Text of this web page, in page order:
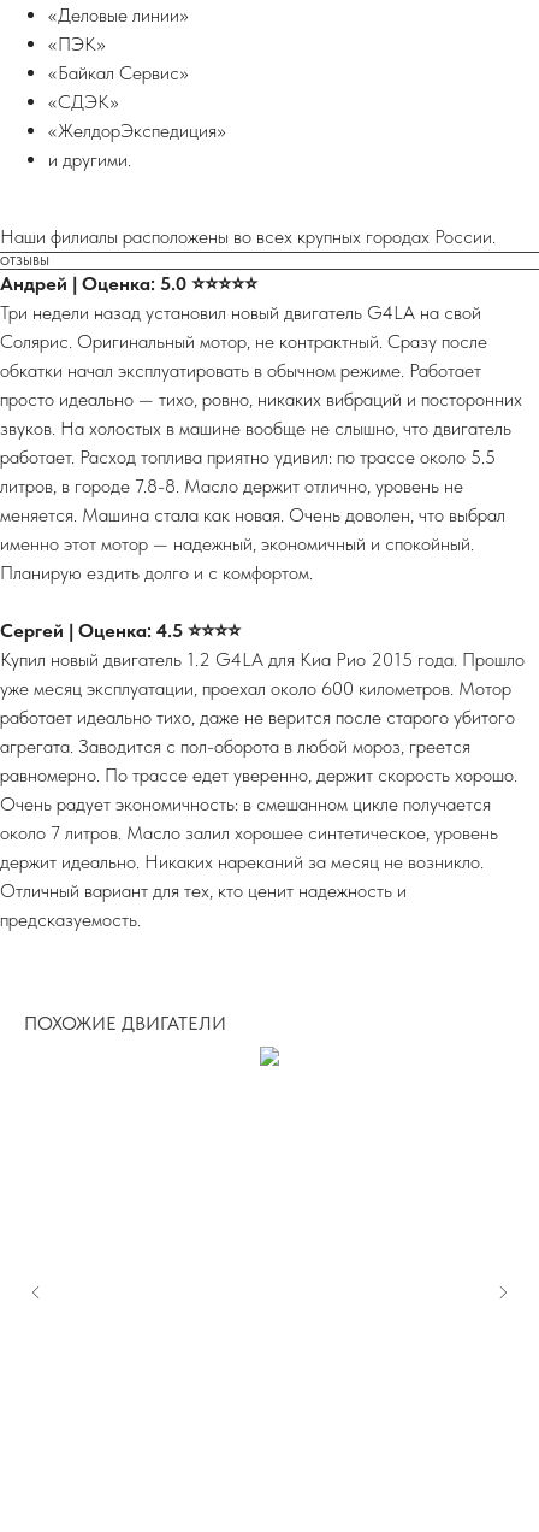
«Деловые линии»
«ПЭК»
«Байкал Сервис»
«СДЭК»
«ЖелдорЭкспедиция»
и другими.
Наши филиалы расположены во всех крупных городах России.
ОТЗЫВЫ
Андрей | Оценка: 5.0 ⭐⭐⭐⭐⭐
Три недели назад установил новый двигатель G4LA на свой
Солярис. Оригинальный мотор, не контрактный. Сразу после
обкатки начал эксплуатировать в обычном режиме. Работает
просто идеально — тихо, ровно, никаких вибраций и посторонних
звуков. На холостых в машине вообще не слышно, что двигатель
работает. Расход топлива приятно удивил: по трассе около 5.5
литров, в городе 7.8-8. Масло держит отлично, уровень не
меняется. Машина стала как новая. Очень доволен, что выбрал
именно этот мотор — надежный, экономичный и спокойный.
Планирую ездить долго и с комфортом.
Сергей | Оценка: 4.5 ⭐⭐⭐⭐
Купил новый двигатель 1.2 G4LA для Киа Рио 2015 года. Прошло
уже месяц эксплуатации, проехал около 600 километров. Мотор
работает идеально тихо, даже не верится после старого убитого
агрегата. Заводится с пол-оборота в любой мороз, греется
равномерно. По трассе едет уверенно, держит скорость хорошо.
Очень радует экономичность: в смешанном цикле получается
около 7 литров. Масло залил хорошее синтетическое, уровень
держит идеально. Никаких нареканий за месяц не возникло.
Отличный вариант для тех, кто ценит надежность и
предсказуемость.
ПОХОЖИЕ ДВИГАТЕЛИ